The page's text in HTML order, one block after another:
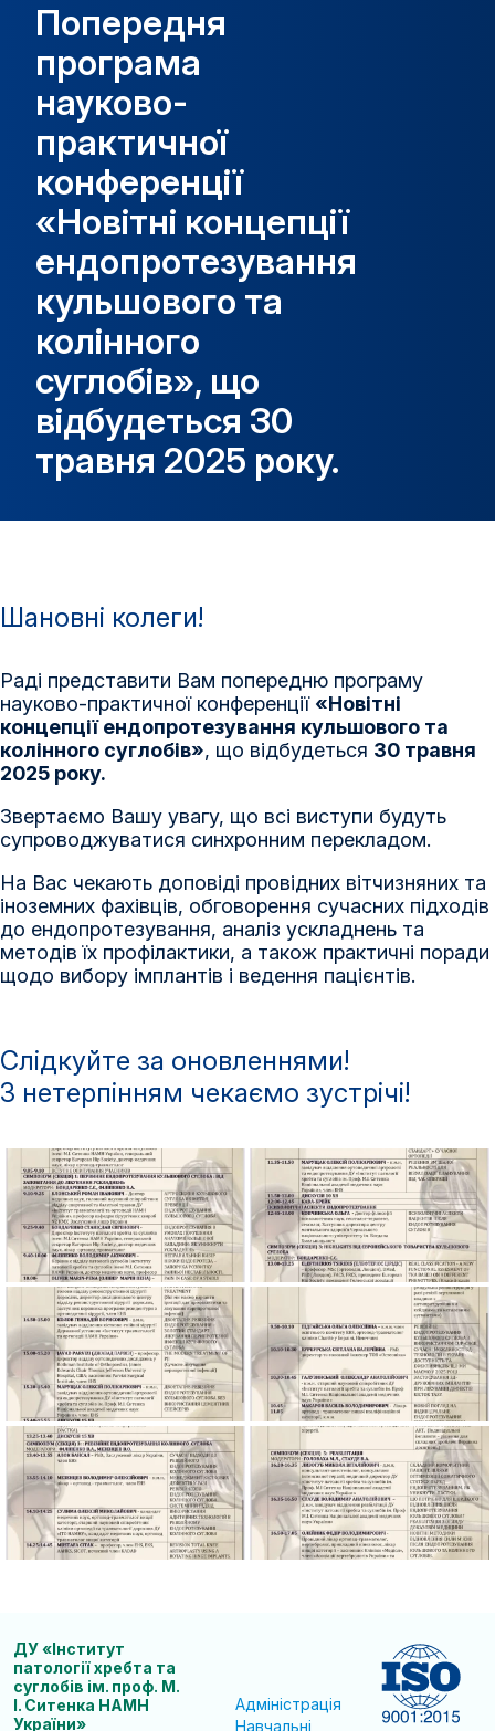
Попередня
програма
науково-
практичної
конференції
«Новітні концепції
ендопротезування
кульшового та
колінного
суглобів», що
відбудеться 30
травня 2025 року.
Шановні колеги!
Раді представити Вам попередню програму
науково-практичної конференції «Новітні
концепції ендопротезування кульшового та
колінного суглобів», що відбудеться 30 травня
2025 року.
Звертаємо Вашу увагу, що всі виступи будуть
супроводжуватися синхронним перекладом.
На Вас чекають доповіді провідних вітчизняних та
іноземних фахівців, обговорення сучасних підходів
до ендопротезування, аналіз ускладнень та
методів їх профілактики, а також практичні поради
щодо вибору імплантів і ведення пацієнтів.
Слідкуйте за оновленнями!
З нетерпінням чекаємо зустрічі!
ДУ «Інститут
патології хребта та
суглобів ім. проф. М.
І. Ситенка НАМН
України»
Адміністрація
Навчальні